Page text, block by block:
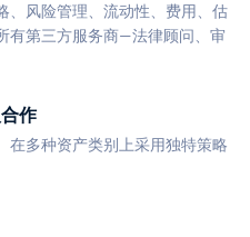
、风险管理、流动性、费用、估
有第三方服务商—法律顾问、审
作
在多种资产类别上采用独特策略